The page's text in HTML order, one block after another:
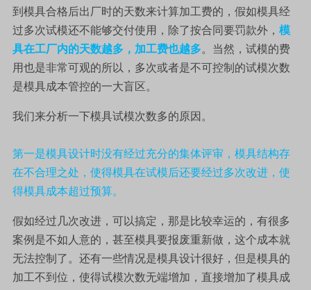
到模具合格后出厂时的天数来计算加工费的，假如模具经
过多次试模还不能够交付使用，除了按合同要罚款外， 模
具在工厂内的天数越多，加工费也越多。当然，试模的费
用也是非常可观的所以，多次或者是不可控制的试模次数
是模具成本管控的一大盲区。
我们来分析一下模具试模次数多的原因。
第一是模具设计时没有经过充分的集体评审，模具结构存
在不合理之处，使得模具在试模后还要经过多次改进，使
得模具成本超过预算。
假如经过几次改进，可以搞定，那是比较幸运的，有很多
案例是不如人意的，甚至模具要报废重新做，这个成本就
无法控制了。还有一些情况是模具设计很好，但是模具的
加工不到位，使得试模次数无端增加，直接增加了模具成